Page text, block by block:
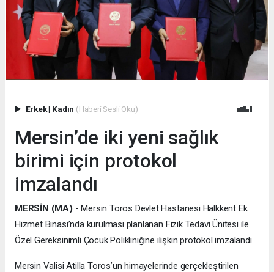
Erkek| Kadın (Haberi Sesli Oku)
Mersin’de iki yeni sağlık
birimi için protokol
imzalandı
MERSİN (MA) - Mersin Toros Devlet Hastanesi Halkkent Ek
Hizmet Binası’nda kurulması planlanan Fizik Tedavi Ünitesi ile
Özel Gereksinimli Çocuk Polikliniğine ilişkin protokol imzalandı.
Mersin Valisi Atilla Toros’un himayelerinde gerçekleştirilen